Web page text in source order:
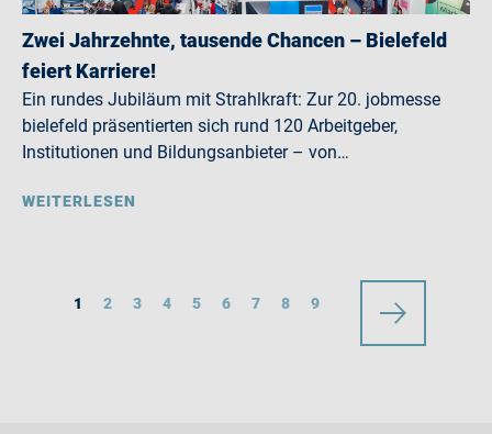
Zwei Jahrzehnte, tausende Chancen – Bielefeld
feiert Karriere!
Ein rundes Jubiläum mit Strahlkraft: Zur 20. jobmesse
bielefeld präsentierten sich rund 120 Arbeitgeber,
Institutionen und Bildungsanbieter – von…
WEITERLESEN
1 2 3 4 5 6 7 8 9